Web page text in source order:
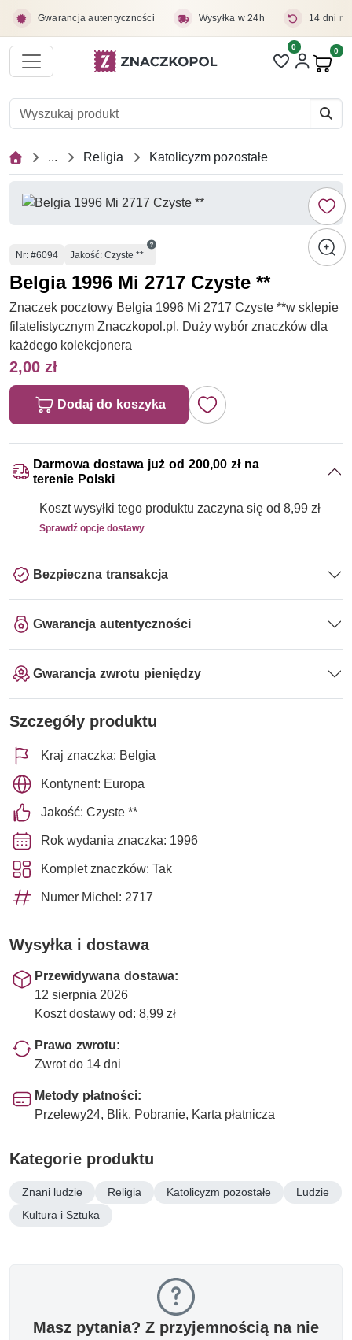
Gwarancja autentyczności Wysyłka w 24h 14 dni
Liczba pozycji
0 0
... Religia Katolicyzm pozostałe
Numer
Nr: #6094 Jakość: Czyste **
Belgia 1996 Mi 2717 Czyste **
Znaczek pocztowy Belgia 1996 Mi 2717 Czyste **w sklepie
filatelistycznym Znaczkopol.pl. Duży wybór znaczków dla
każdego kolekcjonera
2,00 zł
Dodaj do koszyka
Darmowa dostawa już od 200,00 zł na
terenie Polski
Koszt wysyłki tego produktu zaczyna się od 8,99 zł
Sprawdź opcje dostawy
Bezpieczna transakcja
Gwarancja autentyczności
Gwarancja zwrotu pieniędzy
Szczegóły produktu
Kraj znaczka: Belgia
Kontynent: Europa
Jakość: Czyste **
Rok wydania znaczka: 1996
Komplet znaczków: Tak
Numer Michel: 2717
Wysyłka i dostawa
Przewidywana dostawa:
12 sierpnia 2026
Koszt dostawy od: 8,99 zł
Prawo zwrotu:
Zwrot do 14 dni
Metody płatności:
Przelewy24, Blik, Pobranie, Karta płatnicza
Kategorie produktu
Znani ludzie Religia Katolicyzm pozostałe
Ludzie
Kultura i Sztuka
Masz pytania? Z przyjemnością na nie